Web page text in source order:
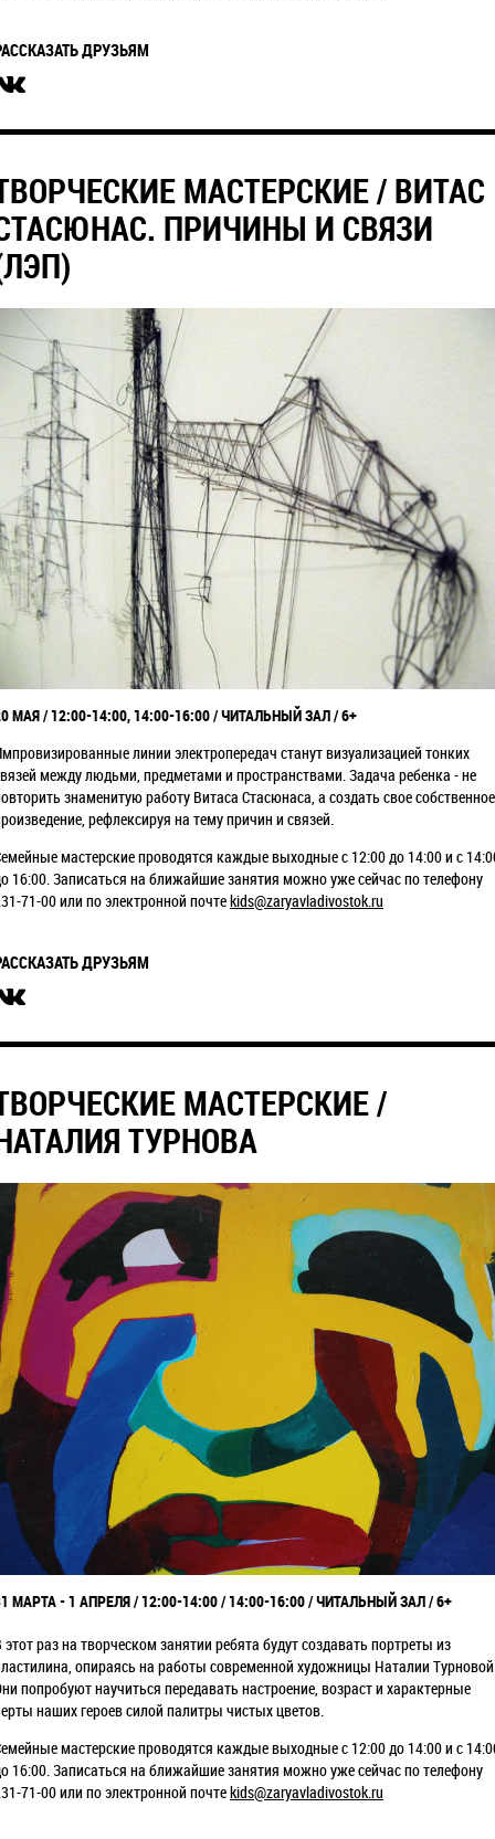
ДРУЗЬЯМ
МАСТЕРСКИЕ / ВИТАС
ПРИЧИНЫ И СВЯЗИ
МАЯ / 12:00-14:00, 14:00-16:00 / ЧИТАЛЬНЫЙ ЗАЛ / 6+
линии электропередач станут визуализацией тонких
между людьми, предметами и пространствами. Задача ребенка - не
знаменитую работу Витаса Стасюнаса, а создать свое собственное
рефлексируя на тему причин и связей.
мастерские проводятся каждые выходные с 12:00 до 14:00 и с
16:00. Записаться на ближайшие занятия можно уже сейчас по телефону
71-00 или по электронной почтеkids@zaryavladivostok.ru
ДРУЗЬЯМ
МАСТЕРСКИЕ /
ТУРНОВА
МАРТА - 1 АПРЕЛЯ / 12:00-14:00 / 14:00-16:00 / ЧИТАЛЬНЫЙ ЗАЛ / 6+
этот раз на творческом занятии ребята будут создавать портреты из
опираясь на работы современной художницы Наталии
попробуют научиться передавать настроение, возраст и характерные
наших героев силой палитры чистых цветов.
мастерские проводятся каждые выходные с 12:00 до 14:00 и с
16:00. Записаться на ближайшие занятия можно уже сейчас по телефону
71-00 или по электронной почтеkids@zaryavladivostok.ru